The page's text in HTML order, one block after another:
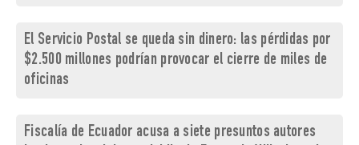
El Servicio Postal se queda sin dinero: las pérdidas por
$2.500 millones podrían provocar el cierre de miles de
oficinas
Fiscalía de Ecuador acusa a siete presuntos autores